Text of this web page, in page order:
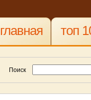
главная топ
Поиск